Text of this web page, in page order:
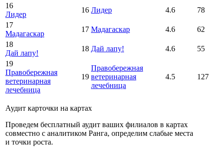
16
Лидер
16 Лидер 4.6
78
17
Мадагаскар
17 Мадагаскар 4.6
62
18
Дай лапу!
18 Дай лапу! 4.6
55
19
Правобережная
ветеринарная
лечебница
19
Правобережная
ветеринарная
лечебница
4.5 127
Аудит карточки на картах
Проведем бесплатный аудит ваших филиалов в картах
совместно с аналитиком Ранга, определим слабые места
и точки роста.